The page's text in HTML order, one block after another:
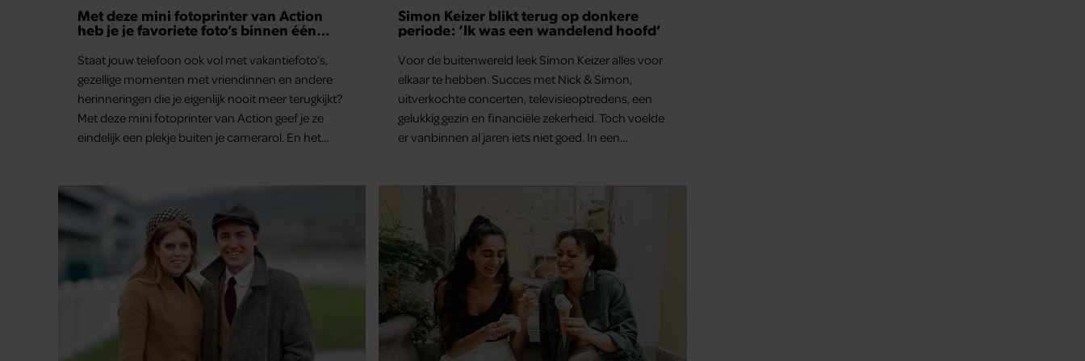
Met deze mini fotoprinter van Action
heb je je favoriete foto’s binnen één
Staat jouw telefoon ook vol met vakantiefoto’s,
gezellige momenten met vriendinnen en andere
herinneringen die je eigenlijk nooit meer terugkijkt?
Met deze mini fotoprinter van Action geef je ze
eindelijk een plekje buiten je camerarol. En het
Simon Keizer blikt terug op donkere
periode: ‘Ik was een wandelend hoofd’
Voor de buitenwereld leek Simon Keizer alles voor
elkaar te hebben. Succes met Nick & Simon,
uitverkochte concerten, televisieoptredens, een
gelukkig gezin en financiële zekerheid. Toch voelde
er vanbinnen al jaren iets niet goed. In een
steeds verder van zijn gevoel verwijderd raakte.